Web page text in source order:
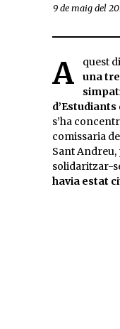
9 de maig del
Aquest
una
s’ha
comissaria
Sant
solidaritzar-
havia estat